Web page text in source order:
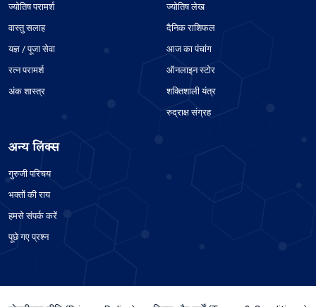
ज्योतिष परामर्श
वास्तु सलाह
यज्ञ / पूजा सेवा
रत्न परामर्श
अंक शास्त्र
ज्योतिष लेख
दैनिक राशिफल
आज का पंचांग
ऑनलाइन स्टोर
शक्तिशाली यंत्र
रुद्राक्ष संग्रह
अन्य लिंक्स
गुरुजी परिचय
भक्तों की राय
हमसे संपर्क करें
पूछे गए प्रश्न